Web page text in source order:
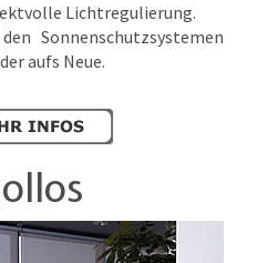
Lichtregulierung.
Sonnenschutzsystemen
aufs Neue.